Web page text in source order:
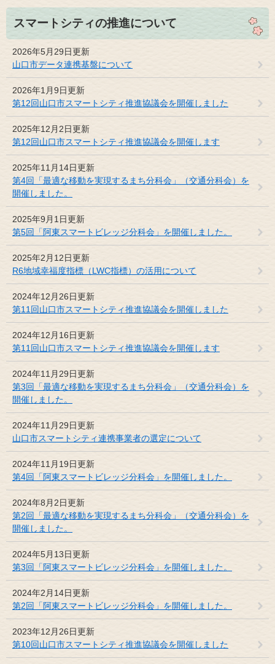
スマートシティの推進について
2026年5月29日更新
山口市データ連携基盤について
2026年1月9日更新
第12回山口市スマートシティ推進協議会を開催しました
2025年12月2日更新
第12回山口市スマートシティ推進協議会を開催します
2025年11月14日更新
第4回「最適な移動を実現するまち分科会」（交通分科会）を
開催しました。
2025年9月1日更新
第5回「阿東スマートビレッジ分科会」を開催しました。
2025年2月12日更新
R6地域幸福度指標（LWC指標）の活用について
2024年12月26日更新
第11回山口市スマートシティ推進協議会を開催しました
2024年12月16日更新
第11回山口市スマートシティ推進協議会を開催します
2024年11月29日更新
第3回「最適な移動を実現するまち分科会」（交通分科会）を
開催しました。
2024年11月29日更新
山口市スマートシティ連携事業者の選定について
2024年11月19日更新
第4回「阿東スマートビレッジ分科会」を開催しました。
2024年8月2日更新
第2回「最適な移動を実現するまち分科会」（交通分科会）を
開催しました。
2024年5月13日更新
第3回「阿東スマートビレッジ分科会」を開催しました。
2024年2月14日更新
第2回「阿東スマートビレッジ分科会」を開催しました。
2023年12月26日更新
第10回山口市スマートシティ推進協議会を開催しました